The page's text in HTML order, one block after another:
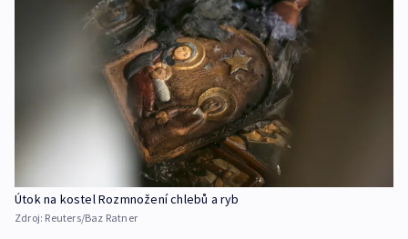
Útok na kostel Rozmnožení chlebů a ryb
Zdroj: Reuters/Baz Ratner